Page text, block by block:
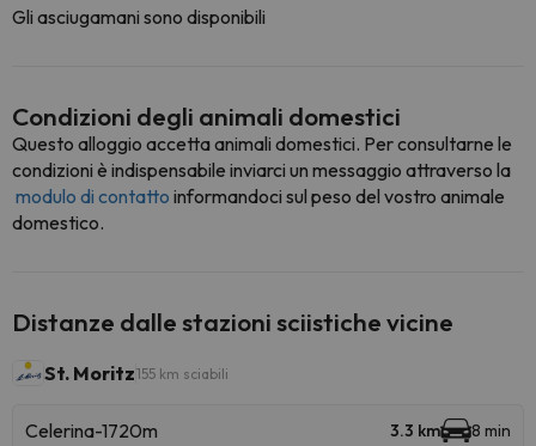
Gli asciugamani sono disponibili
Condizioni degli animali domestici
Questo alloggio accetta animali domestici. Per consultarne le
condizioni è indispensabile inviarci un messaggio attraverso la
modulo di contatto informandoci sul peso del vostro animale
domestico.
Distanze dalle stazioni sciistiche vicine
St. Moritz155 km sciabili
Celerina-1720m 3.3 km 8 min